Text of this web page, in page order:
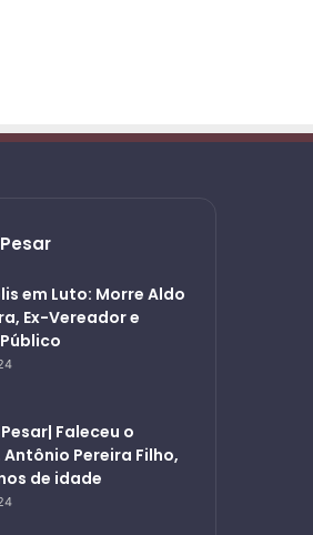
em Luto: Morre Aldo
Ex-Vereador e
Faleceu o
Pereira Filho,
de idade